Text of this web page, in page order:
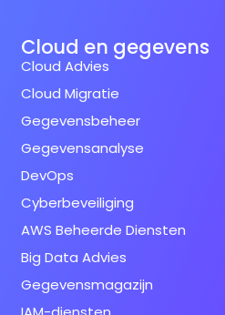
Cloud en gegevens
Cloud Advies
Cloud Migratie
Gegevensbeheer
Gegevensanalyse
DevOps
Cyberbeveiliging
AWS Beheerde Diensten
Big Data Advies
Gegevensmagazijn